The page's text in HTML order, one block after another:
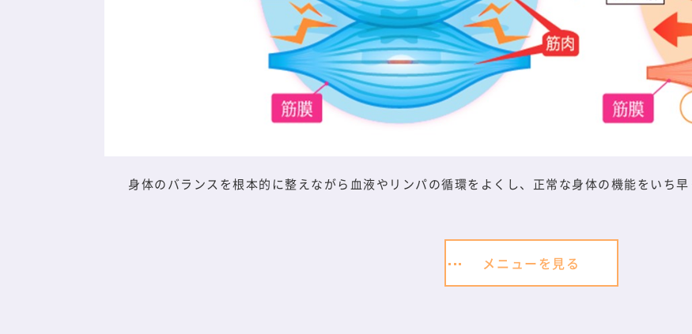
身体のバランスを根本的に整えながら血液やリンパの循環をよくし、正常な身体の機能をいち
メニューを見る